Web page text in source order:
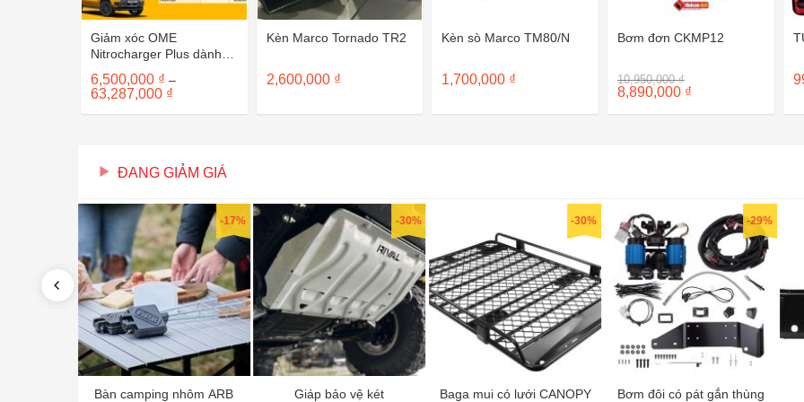
Giảm xóc OME
Nitrocharger Plus dành
cho Ford Ranger
Nextgen (Lò xo trước)
6,500,000 ₫ –
63,287,000 ₫
từ
Kèn Marco Tornado TR2
2,600,000 ₫
Kèn sò Marco TM80/N
1,700,000 ₫
Bơm đơn CKMP12
10,950,000₫
gốc
10,950,000 ₫.
8,890,000 ₫Giá
tại
ĐANG GIẢM GIÁ
-17%
Bàn camping nhôm ARB
-30%
Giáp bảo vệ két
-30%
Baga mui có lưới CANOPY
-29%
Bơm đôi có pát gắn thùng